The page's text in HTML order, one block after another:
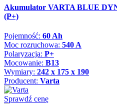
Akumulator VARTA BLUE
(P+)
Pojemność: 60 Ah
Moc rozruchowa: 540 A
Polaryzacja: P+
Mocowanie: B13
Wymiary: 242 x 175 x 190
Producent: Varta
Sprawdź cenę